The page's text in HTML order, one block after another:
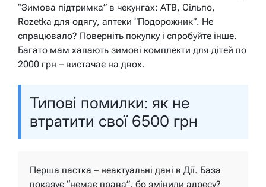
“Зимова підтримка” в чекунгах: ATB, Сільпо,
Rozetka для одягу, аптеки “Подорожник”. Не
спрацювало? Поверніть покупку і спробуйте інше.
Багато мам хапають зимові комплекти для дітей по
2000 грн – вистачає на двох.
Типові помилки: як не
втратити свої 6500 грн
Перша пастка – неактуальні дані в Дії. База
показує “немає права”, бо змінили адресу?